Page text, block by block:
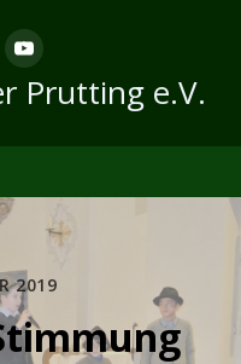
Prutting e.V.
2019